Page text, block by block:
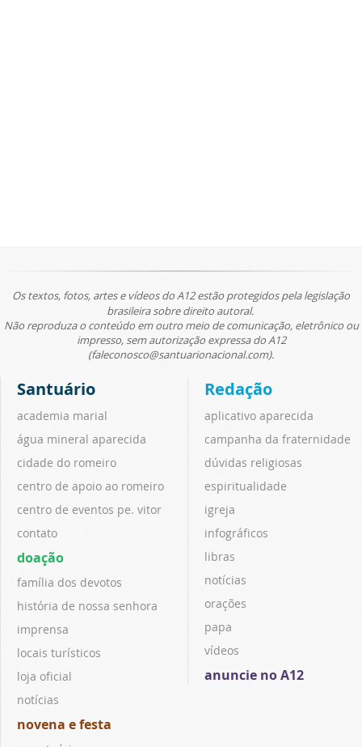
Os textos, fotos, artes e vídeos do A12 estão protegidos pela legislação
brasileira sobre direito autoral.
Não reproduza o conteúdo em outro meio de comunicação, eletrônico ou
impresso, sem autorização expressa do A12
(faleconosco@santuarionacional.com).
Santuário
academia marial
água mineral aparecida
cidade do romeiro
centro de apoio ao romeiro
centro de eventos pe. vitor
contato
doação
família dos devotos
história de nossa senhora
imprensa
locais turísticos
loja oficial
notícias
novena e festa
Redação
aplicativo aparecida
campanha da fraternidade
dúvidas religiosas
espiritualidade
igreja
infográficos
libras
notícias
orações
papa
vídeos
anuncie no A12